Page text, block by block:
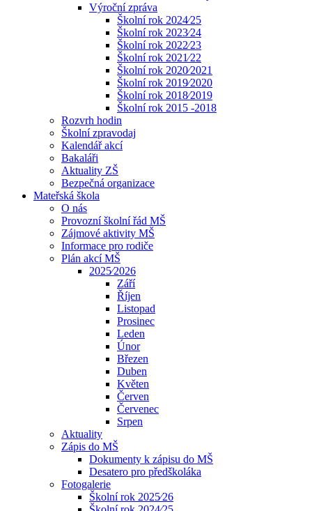
Výroční zpráva
Školní rok 2024⁄25
Školní rok 2023⁄24
Školní rok 2022⁄23
Školní rok 2021⁄22
Školní rok 2020⁄2021
Školní rok 2019⁄2020
Školní rok 2018⁄2019
Školní rok 2015 -2018
Rozvrh hodin
Školní zpravodaj
Kalendář akcí
Bakaláři
Aktuality ZŠ
Bezpečná organizace
Mateřská škola
O nás
Provozní školní řád MŠ
Zájmové aktivity MŠ
Informace pro rodiče
Plán akcí MŠ
2025⁄2026
Září
Říjen
Listopad
Prosinec
Leden
Únor
Březen
Duben
Květen
Červen
Červenec
Srpen
Aktuality
Zápis do MŠ
Dokumenty k zápisu do MŠ
Desatero pro předškoláka
Fotogalerie
Školní rok 2025⁄26